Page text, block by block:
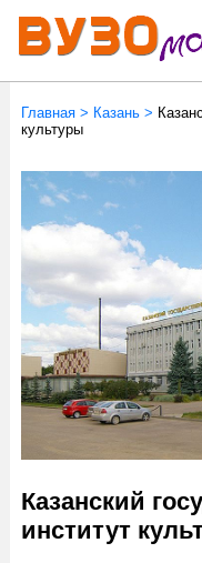
Главная> Казань>
культуры
Казанский
институт